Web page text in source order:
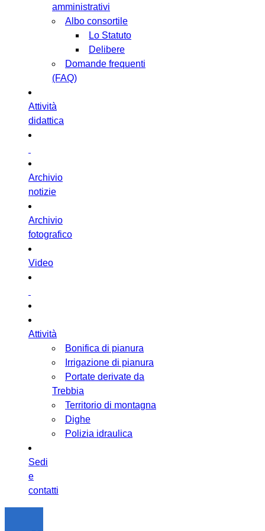
amministrativi
Albo consortile
Lo Statuto
Delibere
Domande frequenti
(FAQ)
Attività
didattica
Archivio
notizie
Archivio
fotografico
Video
Attività
Bonifica di pianura
Irrigazione di pianura
Portate derivate da
Trebbia
Territorio di montagna
Dighe
Polizia idraulica
Sedi
e
contatti